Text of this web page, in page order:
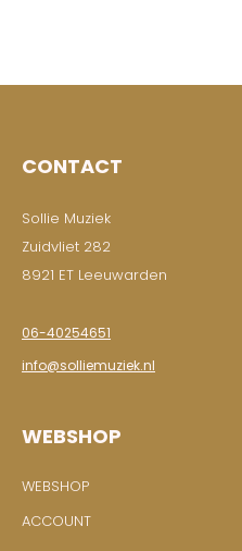
CONTACT
Sollie Muziek
Zuidvliet 282
8921 ET Leeuwarden
06-40254651
info@solliemuziek.nl
WEBSHOP
WEBSHOP
ACCOUNT